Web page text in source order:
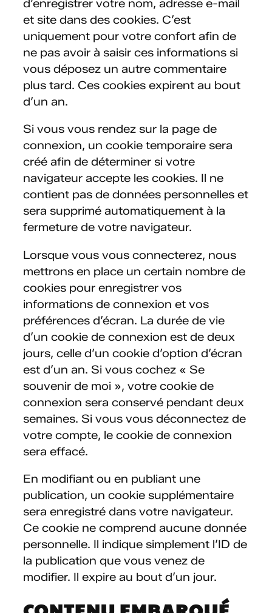
d’enregistrer votre nom, adresse e-mail
et site dans des cookies. C’est
uniquement pour votre confort afin de
ne pas avoir à saisir ces informations si
vous déposez un autre commentaire
plus tard. Ces cookies expirent au bout
d’un an.
Si vous vous rendez sur la page de
connexion, un cookie temporaire sera
créé afin de déterminer si votre
navigateur accepte les cookies. Il ne
contient pas de données personnelles et
sera supprimé automatiquement à la
fermeture de votre navigateur.
Lorsque vous vous connecterez, nous
mettrons en place un certain nombre de
cookies pour enregistrer vos
informations de connexion et vos
préférences d’écran. La durée de vie
d’un cookie de connexion est de deux
jours, celle d’un cookie d’option d’écran
est d’un an. Si vous cochez « Se
souvenir de moi », votre cookie de
connexion sera conservé pendant deux
semaines. Si vous vous déconnectez de
votre compte, le cookie de connexion
sera effacé.
En modifiant ou en publiant une
publication, un cookie supplémentaire
sera enregistré dans votre navigateur.
Ce cookie ne comprend aucune donnée
personnelle. Il indique simplement l’ID de
la publication que vous venez de
modifier. Il expire au bout d’un jour.